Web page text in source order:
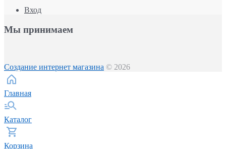
Вход
Мы принимаем
Создание интернет магазина © 2026
Главная
Каталог
Корзина